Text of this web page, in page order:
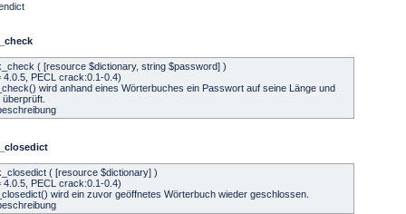
( [resource $dictionary, string $password] )
4.0.5, PECL crack:0.1-0.4)
wird anhand eines Wörterbuches ein Passwort auf seine Länge und
( [resource $dictionary] )
4.0.5, PECL crack:0.1-0.4)
wird ein zuvor geöffnetes Wörterbuch wieder geschlossen.